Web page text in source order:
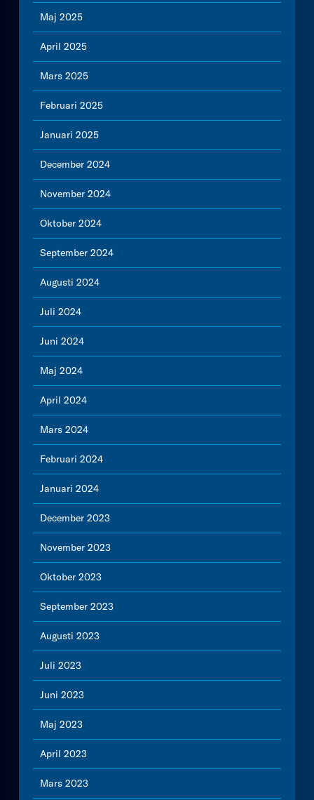
Maj 2025
April 2025
Mars 2025
Februari 2025
Januari 2025
December 2024
November 2024
Oktober 2024
September 2024
Augusti 2024
Juli 2024
Juni 2024
Maj 2024
April 2024
Mars 2024
Februari 2024
Januari 2024
December 2023
November 2023
Oktober 2023
September 2023
Augusti 2023
Juli 2023
Juni 2023
Maj 2023
April 2023
Mars 2023